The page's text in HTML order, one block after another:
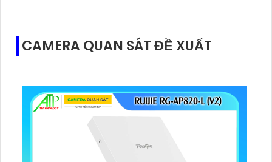
CAMERA QUAN SÁT ĐỀ XUẤT